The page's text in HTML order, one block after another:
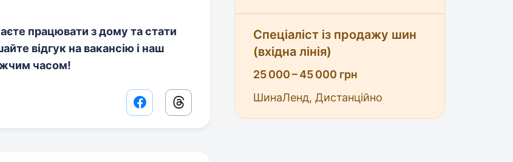
працювати з дому та стати
відгук на вакансію і наш
часом!
Facebook share link
Threads share link
Спеціаліст із продажу шин
(вхідна лінія)
25 000 – 45 000 грн
ШинаЛенд, Дистанційно